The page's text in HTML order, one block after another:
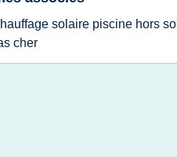
solaire piscine hors sol
cher